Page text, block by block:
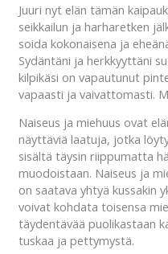
Juuri nyt elän tämän
seikkailun ja harharetken
soida kokonaisena ja
Sydäntäni ja herkkyyttäni
kilpikäsi on vapautunut
vapaasti ja vaivattomasti.
Naiseus ja miehuus ovat
näyttäviä laatuja, jotka
sisältä täysin riippumatta
muodoistaan. Naiseus ja
on saatava yhtyä kussakin
voivat kohdata toisensa
täydentävää puolikastaan
tuskaa ja pettymystä.